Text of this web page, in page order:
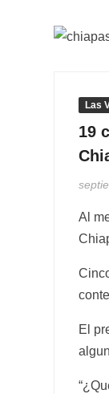
Las
19
Al
El